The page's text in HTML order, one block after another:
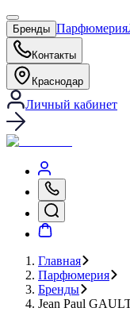
Бренды Парфюмерия
Контакты
Краснодар
Личный кабинет
Главная
Парфюмерия
Бренды
Jean Paul